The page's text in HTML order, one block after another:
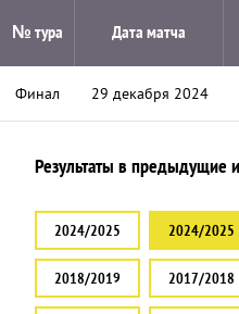
№ тура Дата матча
Финал 29 декабря 2024
Результаты в предыдущие
2024/2025 2024/2025
2018/2019 2017/2018